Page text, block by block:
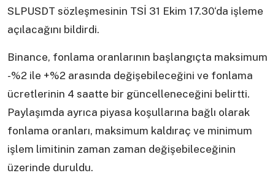
SLPUSDT sözleşmesinin TSİ 31 Ekim 17.30‘da işleme
açılacağını bildirdi.
Binance, fonlama oranlarının başlangıçta maksimum
-%2 ile +%2 arasında değişebileceğini ve fonlama
ücretlerinin 4 saatte bir güncelleneceğini belirtti.
Paylaşımda ayrıca piyasa koşullarına bağlı olarak
fonlama oranları, maksimum kaldıraç ve minimum
işlem limitinin zaman zaman değişebileceğinin
üzerinde duruldu.